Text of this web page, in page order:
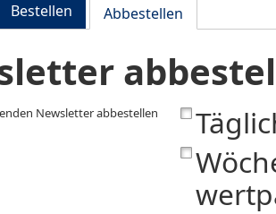
Bestellen Abbestellen
Newsletter abbestellen